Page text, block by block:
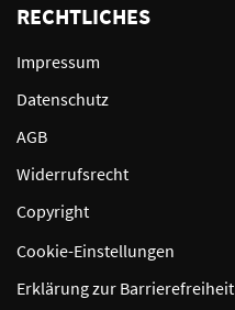
RECHTLICHES
Impressum
Datenschutz
AGB
Widerrufsrecht
Copyright
Cookie-Einstellungen
Erklärung zur Barrierefreiheit